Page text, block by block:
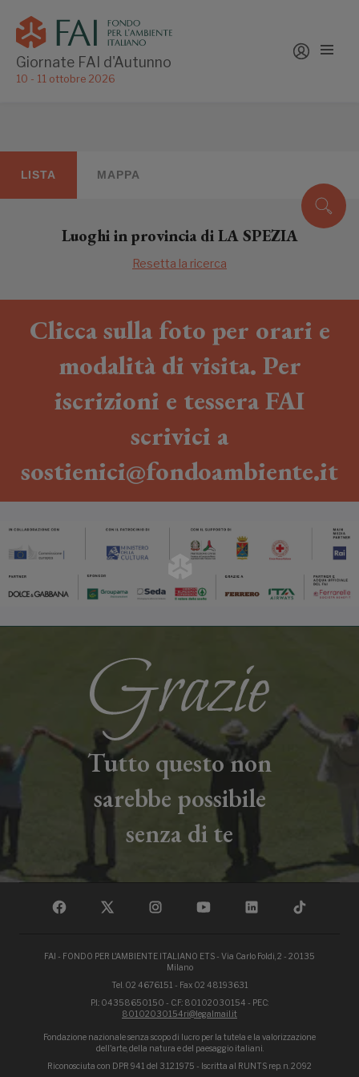
Giornate FAI d'Autunno
10 - 11 ottobre 2026
LISTA MAPPA
Luoghi in provincia di LA SPEZIA
Resetta la ricerca
Clicca sulla foto per orari e
modalità di visita. Per
iscrizioni e tessera FAI
scrivici a
sostienici@fondoambiente.it
Tutto questo non
sarebbe possibile
senza di te
FAI - FONDO PER L'AMBIENTE ITALIANO ETS - Via Carlo Foldi, 2 - 20135
Milano
Tel. 02 4676151 - Fax 02 48193631
P.I.: 04358650150 - C.F.: 80102030154 - PEC:
80102030154ri@legalmail.it
Fondazione nazionale senza scopo di lucro per la tutela e la valorizzazione
dell'arte, della natura e del paesaggio italiani.
Riconosciuta con DPR 941 del 3.12.1975 - Iscritta al RUNTS rep. n. 2092